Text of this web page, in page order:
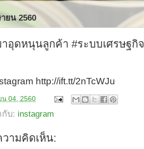
ยน 2560
อุดหนุนลูกค้า #ระบบเศรษฐกิ
http://ift.tt/2nTcWJu
น 04, 2560
กับ: instagram
ามคิดเห็น: